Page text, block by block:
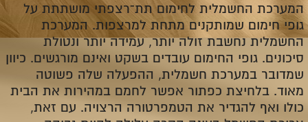
המערכת החשמלית לחימום תת־רצפתי מושתתת על
גופי חימום שמותקנים מתחת למרצפות. המערכת
החשמלית נחשבת זולה יותר, עמידה יותר ונטולת
סיכונים. גופי החימום עובדים בשקט ואינם מורגשים. כיוון
שמדובר במערכת חשמלית, ההפעלה שלה פשוטה
מאוד. בלחיצת כפתור אפשר לחמם במהירות את הבית
כולו ואף להגדיר את הטמפרטורה הרצויה. עם זאת,